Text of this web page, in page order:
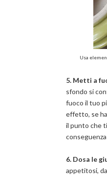
Usa
5. Metti a
sfondo si
fuoco il tuo
effetto, se
il punto che
6. Dosa le
appetitosi,